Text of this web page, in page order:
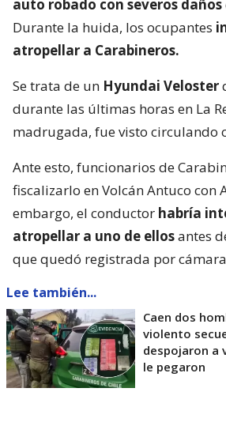
auto robado con severos daños
Durante la huida, los ocupantes
atropellar a Carabineros.
Se trata de un Hyundai Veloster
durante las últimas horas en La
madrugada, fue visto circulando
Ante esto, funcionarios de
fiscalizarlo en Volcán Antuco con
embargo, el conductor habría
atropellar a uno de ellosantes
que quedó registrada por
Lee también...
Caen dos
violento
despojaron a
le pegaron